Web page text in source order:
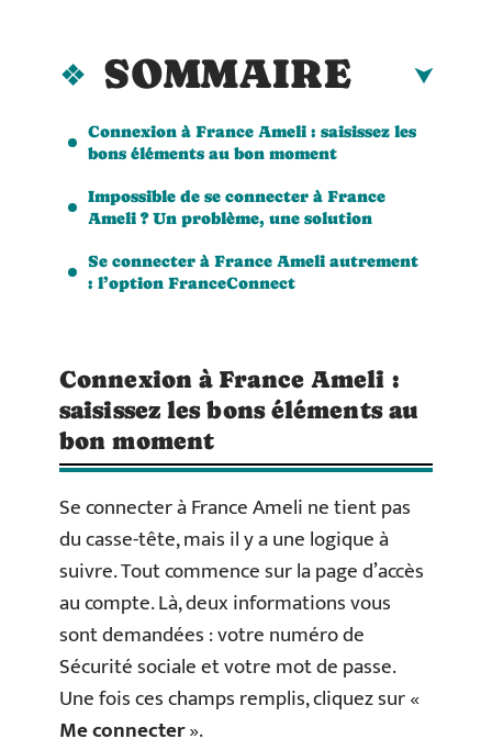
SOMMAIRE
Connexion à France Ameli : saisissez les
bons éléments au bon moment
Impossible de se connecter à France
Ameli ? Un problème, une solution
Se connecter à France Ameli autrement
: l’option FranceConnect
Connexion à France Ameli :
saisissez les bons éléments au
bon moment
Se connecter à France Ameli ne tient pas
du casse-tête, mais il y a une logique à
suivre. Tout commence sur la page d’accès
au compte. Là, deux informations vous
sont demandées : votre numéro de
Sécurité sociale et votre mot de passe.
Une fois ces champs remplis, cliquez sur «
Me connecter».